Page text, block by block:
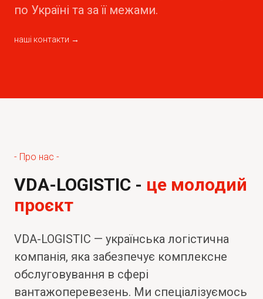
по Україні та за її межами.
наші контакти →
- Про нас -
VDA-LOGISTIC - це молодий
проєкт
VDA-LOGISTIC — українська логістична
компанія, яка забезпечує комплексне
обслуговування в сфері
вантажоперевезень. Ми спеціалізуємось